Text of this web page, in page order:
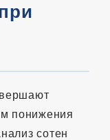
понижения
сотен